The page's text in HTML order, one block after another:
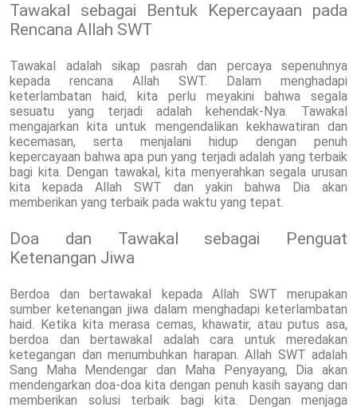
Tawakal sebagai Bentuk Kepercayaan pada
Rencana Allah SWT
Tawakal adalah sikap pasrah dan percaya sepenuhnya
kepada rencana Allah SWT. Dalam menghadapi
keterlambatan haid, kita perlu meyakini bahwa segala
sesuatu yang terjadi adalah kehendak-Nya. Tawakal
mengajarkan kita untuk mengendalikan kekhawatiran dan
kecemasan, serta menjalani hidup dengan penuh
kepercayaan bahwa apa pun yang terjadi adalah yang terbaik
bagi kita. Dengan tawakal, kita menyerahkan segala urusan
kita kepada Allah SWT dan yakin bahwa Dia akan
memberikan yang terbaik pada waktu yang tepat.
Doa dan Tawakal sebagai Penguat
Ketenangan Jiwa
Berdoa dan bertawakal kepada Allah SWT merupakan
sumber ketenangan jiwa dalam menghadapi keterlambatan
haid. Ketika kita merasa cemas, khawatir, atau putus asa,
berdoa dan bertawakal adalah cara untuk meredakan
ketegangan dan menumbuhkan harapan. Allah SWT adalah
Sang Maha Mendengar dan Maha Penyayang, Dia akan
mendengarkan doa-doa kita dengan penuh kasih sayang dan
memberikan solusi terbaik bagi kita. Dengan menjaga